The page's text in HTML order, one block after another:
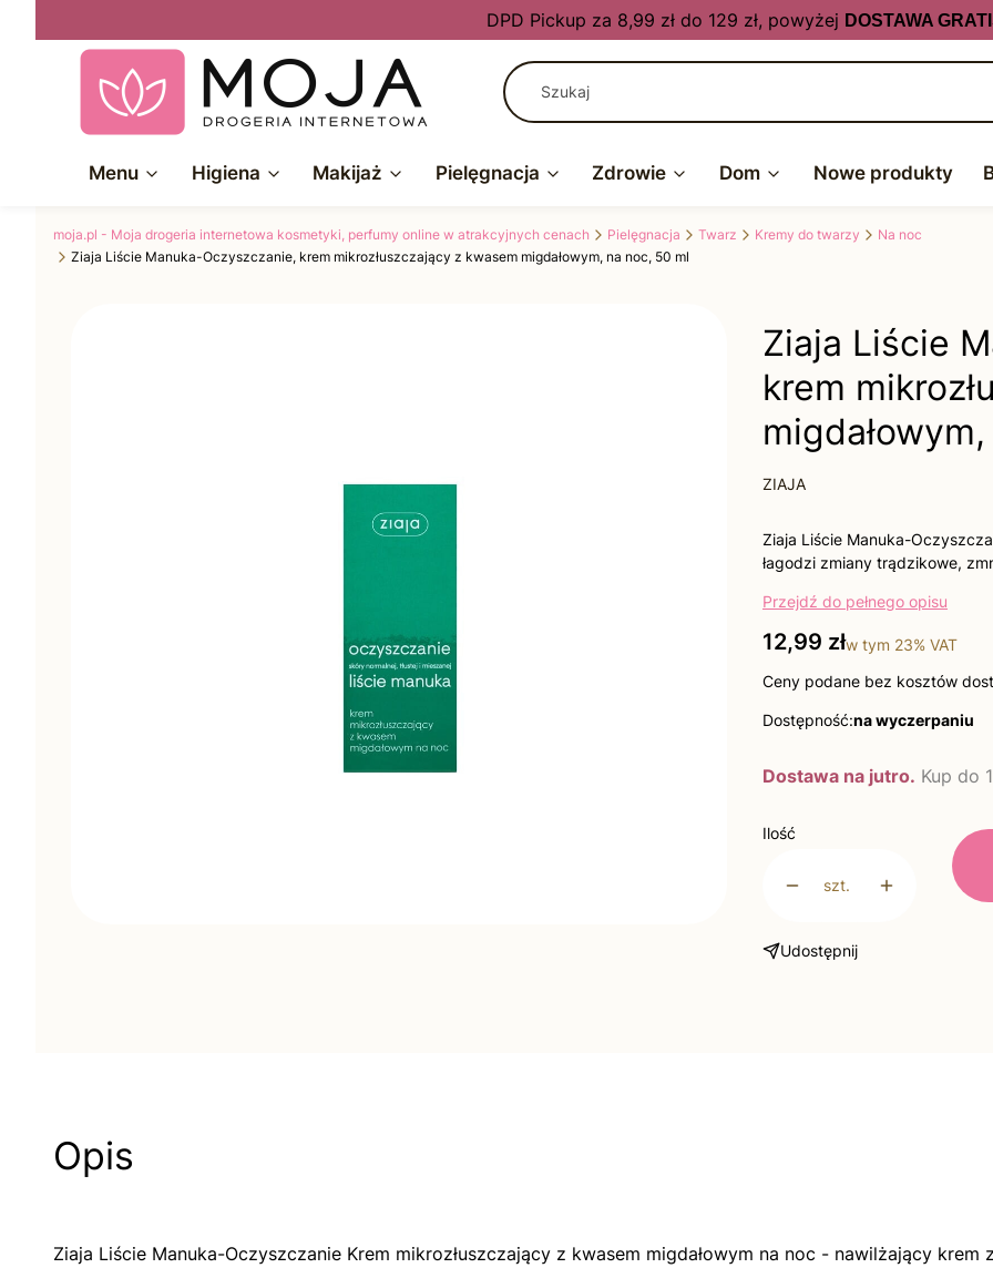
DPD Pickup za 8,99 zł do 129 zł, powyżej DOSTAWA
Menu Higiena Makijaż Pielęgnacja Zdrowie Dom Nowe produkty
moja.pl - Moja drogeria internetowa kosmetyki, perfumy online w atrakcyjnych cenach Pielęgnacja Twarz Kremy do twarzy
Na noc
Ziaja Liście Manuka-Oczyszczanie, krem mikrozłuszczający z kwasem migdałowym, na noc, 50 ml
Ziaja Liście
krem
ZIAJA
Ziaja Liście Manuka-
łagodzi zmiany trądzikowe,
Przejdź do pełnego opisu
Cena
12,99 złw tym 23% VAT
Ceny podane bez kosztów
Dostępność:na wyczerpaniu
Dostawa na jutro. Kup do
Ilość
szt.
Udostępnij
Opis
Ziaja Liście Manuka-Oczyszczanie Krem mikrozłuszczający z kwasem migdałowym na noc - nawilżający